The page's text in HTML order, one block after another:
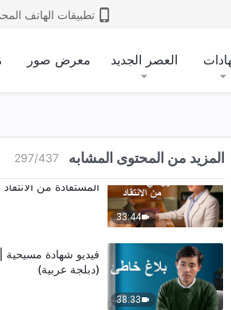
تطبيقات الهاتف
العصر الجديد معرض صور
المزيد من المحتوى المشابه 297/437
29:42
فيديو شهادة مسيحية |
والتخفِّي (دبلجة
39:59
33:44
المستفادة من
38:33
فيديو شهادة مسيحية
(دبلجة عربية)